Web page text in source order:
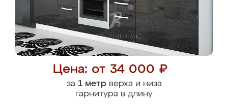
Цена: от 34 000 ₽
за 1 метрверха и низа
гарнитура в длину